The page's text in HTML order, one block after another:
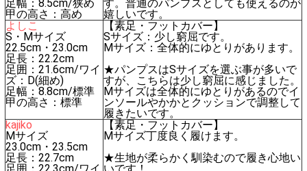
足幅：8.5cm/狭め
甲の高さ：高め
す。普通のパンプスとしても使えるのが
嬉しいです。
よしこ
S・Mサイズ
22.5cm・23.0cm
足長：22.2cm
足囲：21.6cm/ワイ
ズ：D(細め)
足幅：8.8cm/標準
甲の高さ：標準
【素足・フットカバー】
Sサイズ：少し窮屈です。
Mサイズ：全体的にゆとりがあります。
★パンプスはSサイズを選ぶ事が多いで
すが、こちらは少し窮屈に感じました。
Mサイズは全体的にゆとりがあるのでイ
ンソールやかかとクッションで調整して
履きたいです。
kajiko
Mサイズ
23.0cm・23.5cm
足長：22.7cm
【素足・フットカバー】
Mサイズ丁度良く履けます。
★生地が柔らかく馴染むので履き心地い